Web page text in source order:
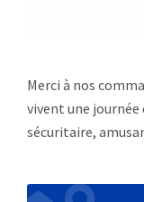
Merci à nos
vivent une journée
sécuritaire,